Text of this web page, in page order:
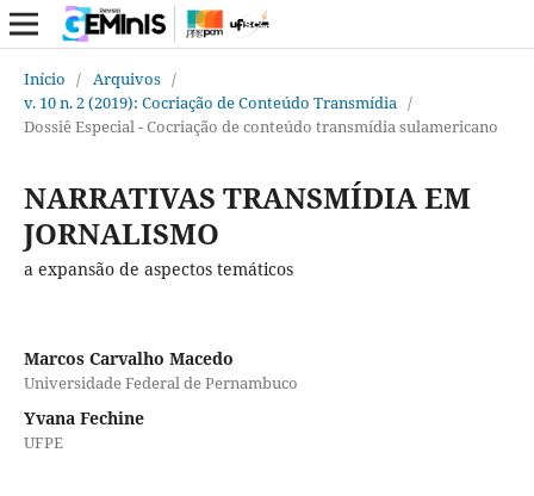
Início / Arquivos /
v. 10 n. 2 (2019): Cocriação de Conteúdo Transmídia /
Dossiê Especial - Cocriação de conteúdo transmídia sulamericano
NARRATIVAS TRANSMÍDIA EM
JORNALISMO
a expansão de aspectos temáticos
Marcos Carvalho Macedo
Universidade Federal de Pernambuco
Yvana Fechine
UFPE